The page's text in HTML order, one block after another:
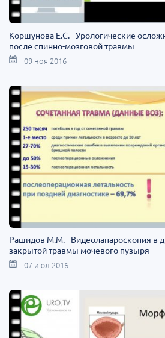
Коршунова Е.С. - Урологические
после спинно-мозговой травмы
09 ноя 2016
Рашидов М.М. - Видеолапароскопия в
закрытой травмы мочевого пузыря
07 июл 2016